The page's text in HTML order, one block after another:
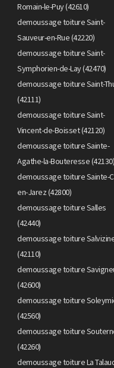
Romain-le-Puy (42610)
demoussage toiture Saint-
Sauveur-en-Rue (42220)
demoussage toiture Saint-
Symphorien-de-Lay (42470)
demoussage toiture Saint-
(42111)
demoussage toiture Saint-
Vincent-de-Boisset (42120)
demoussage toiture Sainte-
Agathe-la-Bouteresse (42130)
demoussage toiture Sainte-
en-Jarez (42800)
demoussage toiture Salles
(42440)
demoussage toiture
(42110)
demoussage toiture
(42600)
demoussage toiture
(42560)
demoussage toiture
(42260)
demoussage toiture La